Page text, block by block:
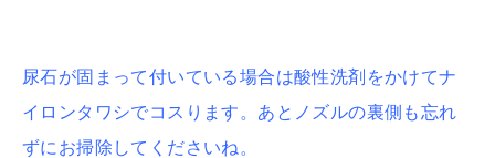
尿石が固まって付いている場合は酸性洗剤をかけてナ
イロンタワシでコスります。 あとノズルの裏側も忘れ
ずにお掃除してくださいね。